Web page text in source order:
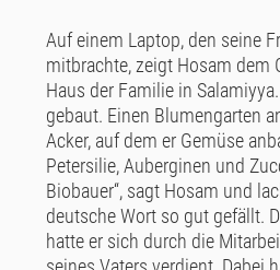
Auf einem Laptop, den seine
mitbrachte, zeigt Hosam dem
Haus der Familie in
gebaut. Einen Blumengarten
Acker, auf dem er Gemüse
Petersilie, Auberginen und
Biobauer“, sagt Hosam und
deutsche Wort so gut gefällt.
hatte er sich durch die